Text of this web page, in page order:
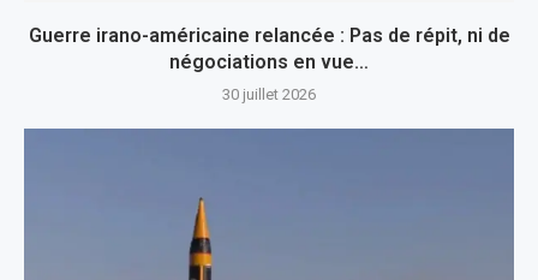
Guerre irano-américaine relancée : Pas de répit, ni de
négociations en vue…
30 juillet 2026